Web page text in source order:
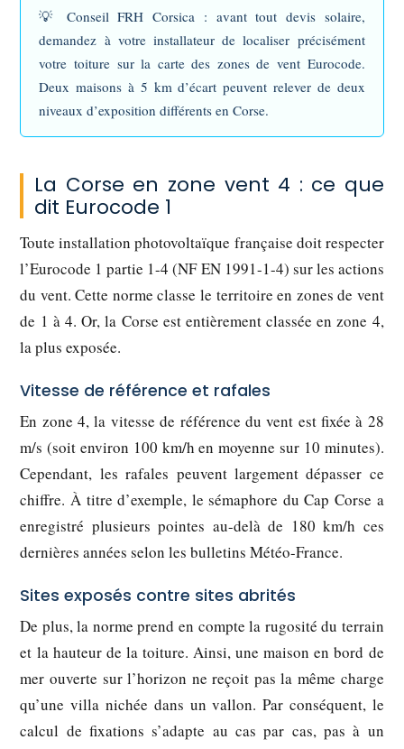
💡 Conseil FRH Corsica : avant tout devis solaire,
demandez à votre installateur de localiser précisément
votre toiture sur la carte des zones de vent Eurocode.
Deux maisons à 5 km d’écart peuvent relever de deux
niveaux d’exposition différents en Corse.
La Corse en zone vent 4 : ce que
dit Eurocode 1
Toute installation photovoltaïque française doit respecter
l’Eurocode 1 partie 1-4 (NF EN 1991-1-4) sur les actions
du vent. Cette norme classe le territoire en zones de vent
de 1 à 4. Or, la Corse est entièrement classée enzone 4,
la plus exposée.
Vitesse de référence et rafales
En zone 4, la vitesse de référence du vent est fixée à 28
m/s (soit environ 100 km/h en moyenne sur 10 minutes).
Cependant, les rafales peuvent largement dépasser ce
chiffre. À titre d’exemple, le sémaphore du Cap Corse a
enregistré plusieurs pointes au-delà de 180 km/h ces
dernières années selon les bulletins Météo-France.
Sites exposés contre sites abrités
De plus, la norme prend en compte la rugosité du terrain
et la hauteur de la toiture. Ainsi, une maison en bord de
mer ouverte sur l’horizon ne reçoit pas la même charge
qu’une villa nichée dans un vallon. Par conséquent, le
calcul de fixations s’adapte au cas par cas, pas à un